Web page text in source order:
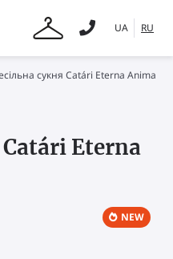
UA RU
сукня Catári Eterna Anima
Eterna
NEW